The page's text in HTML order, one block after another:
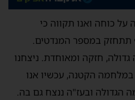
כוחה ואנו תקווה כי
תתחזק במספר המנדטים.
גדולה, חזקה ומאוחדת. ניצחנו
במלחמה הקטנה, עכשיו אנו
הגדולה ובעז"ה ננצח גם בה.